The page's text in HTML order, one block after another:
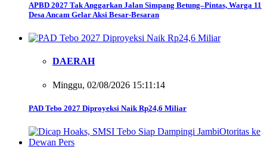
APBD 2027 Tak Anggarkan Jalan Simpang Betung–Pintas, Warga 11
Desa Ancam Gelar Aksi Besar-Besaran
DAERAH
Minggu, 02/08/2026 15:11:14
PAD Tebo 2027 Diproyeksi Naik Rp24,6 Miliar